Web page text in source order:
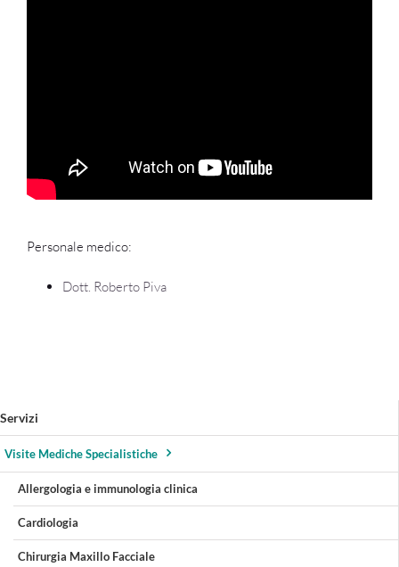
Personale medico:
Dott. Roberto Piva
Servizi
Visite Mediche Specialistiche
Allergologia e immunologia clinica
Cardiologia
Chirurgia Maxillo Facciale